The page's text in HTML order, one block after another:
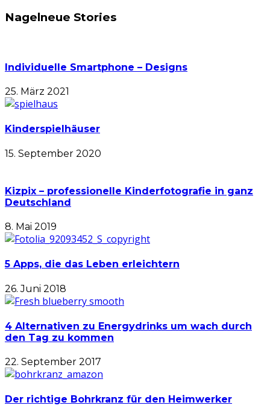
Nagelneue Stories
Individuelle Smartphone – Designs
25. März 2021
Kinderspielhäuser
15. September 2020
Kizpix – professionelle Kinderfotografie in ganz
Deutschland
8. Mai 2019
5 Apps, die das Leben erleichtern
26. Juni 2018
4 Alternativen zu Energydrinks um wach durch
den Tag zu kommen
22. September 2017
Der richtige Bohrkranz für den Heimwerker